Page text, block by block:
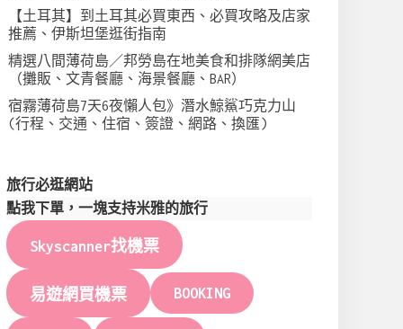
【土耳其】到土耳其必買東西、必買攻略及店家
推薦、伊斯坦堡逛街指南
精選八間薄荷島／邦勞島在地美食和排隊網美店
（攤販、文青餐廳、海景餐廳、BAR）
宿霧薄荷島7天6夜懶人包》潛水鯨鯊巧克力山
(行程、交通、住宿、簽證、網路、換匯)
旅行必逛網站
點我下單，一塊支持米雅的旅行
Skyscanner找機票
易遊網買機票 BOOKING